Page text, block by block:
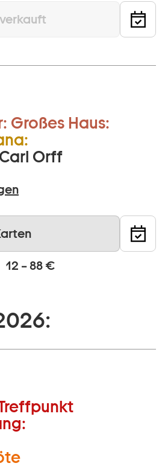
Großes Haus:
Orff
12 – 88 €